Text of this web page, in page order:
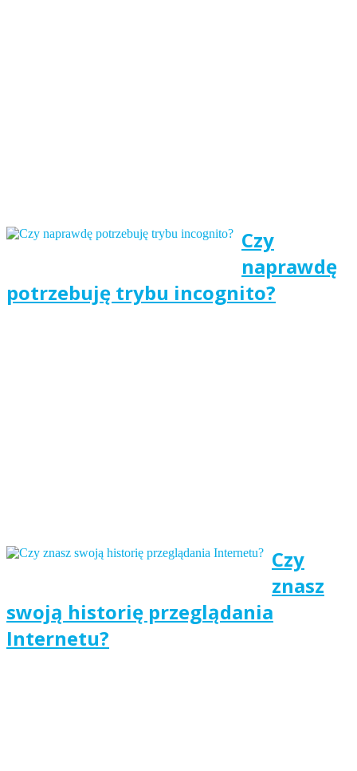
Czy
naprawdę
potrzebuję trybu incognito?
Czy
znasz
swoją historię przeglądania
Internetu?